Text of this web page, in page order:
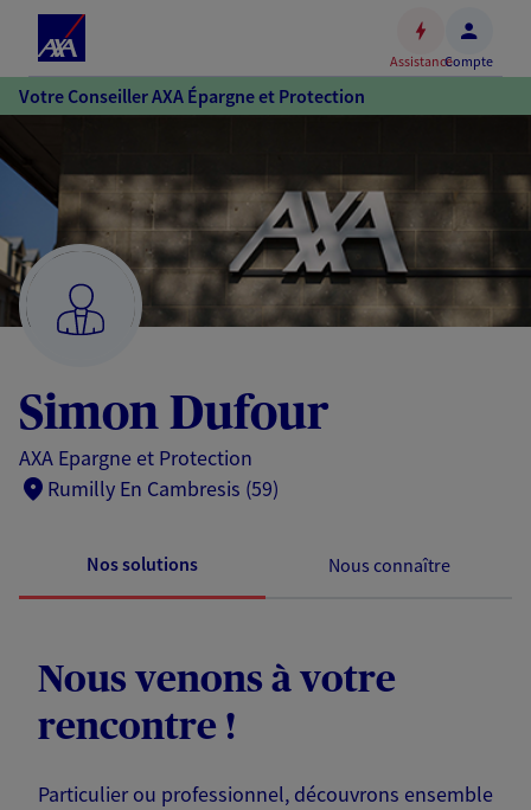
Accéder
au
Accéder
au
pied
de
page
AssistanceCompte
Votre Conseiller AXA Épargne et Protection
Simon Dufour
AXA Epargne et Protection
Rumilly En Cambresis (59)
Nos solutions Nous connaître
Nous venons à votre
rencontre !
Particulier ou professionnel, découvrons ensemble